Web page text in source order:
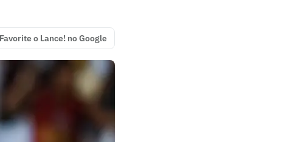
Favorite o Lance! no Google